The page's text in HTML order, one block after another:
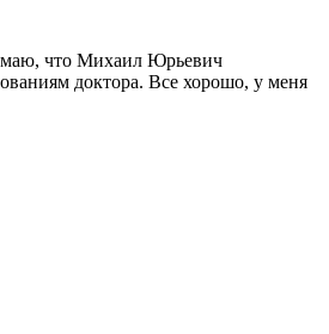
что Михаил Юрьевич
доктора. Все хорошо, у меня